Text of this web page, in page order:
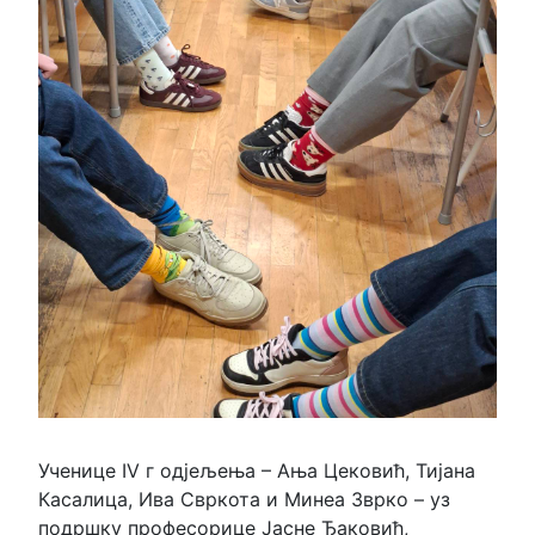
Ученице IV г одјељења – Ања Цековић, Тијана
Касалица, Ива Свркота и Минеа Зврко – уз
подршку професорице Јасне Ђаковић,